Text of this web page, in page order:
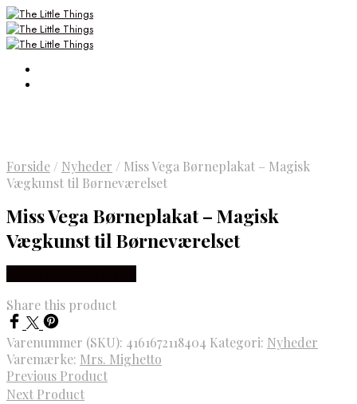
Forside / Nyheder / Miss Vega Børneplakat – Magisk
Vægkunst til Børneværelset
Miss Vega Børneplakat – Magisk
Vægkunst til Børneværelset
Share this product
Varenummer (SKU): 4161672118404 Kategori: Nyheder
Varemærke: Mrs. Mighetto
Previous Product
Next Product